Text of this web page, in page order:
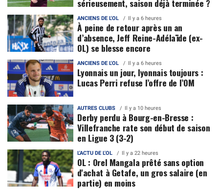
sérieusement, saison déjà terminée ?
ANCIENS DE L'OL Il y a 6 heures
À peine de retour après un an
d’absence, Jeff Reine-Adélaïde (ex-
OL) se blesse encore
ANCIENS DE L'OL Il y a 6 heures
Lyonnais un jour, lyonnais toujours :
Lucas Perri refuse l’offre de l’OM
AUTRES CLUBS Il y a 10 heures
Derby perdu à Bourg-en-Bresse :
Villefranche rate son début de saison
en Ligue 3 (3-2)
L'ACTU DE L'OL Il y a 22 heures
OL : Orel Mangala prêté sans option
d'achat à Getafe, un gros salaire (en
partie) en moins